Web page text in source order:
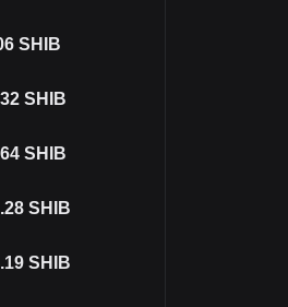
SHIB
SHIB
SHIB
SHIB
SHIB